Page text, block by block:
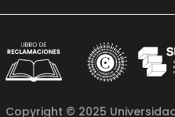
Copyright © 2025